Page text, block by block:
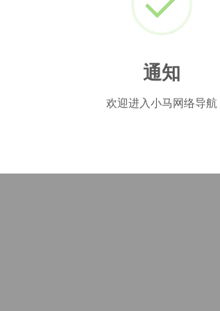
通知
欢迎进入小马网络导航